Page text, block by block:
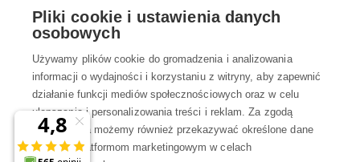
Poradnia
Wszystko o zakupach
Kontakt
Pliki cookie i ustawienia danych
osobowych
Używamy plików cookie do gromadzenia i analizowania
informacji o wydajności i korzystaniu z witryny, aby zapewnić
działanie funkcji mediów społecznościowych oraz w celu
ulepszania i personalizowania treści i reklam. Za zgodą
użytkownika możemy również przekazywać określone dane
osobowe platformom marketingowym w celach